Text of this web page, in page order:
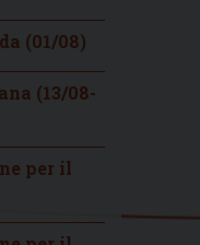
(01/08)
(13/08-
per il